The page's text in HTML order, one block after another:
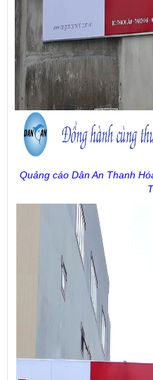
Quảng cáo Dân An Thanh